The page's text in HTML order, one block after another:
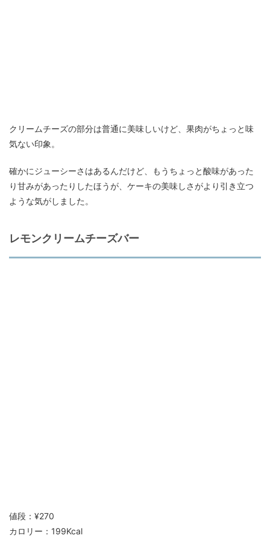
クリームチーズの部分は普通に美味しいけど、果肉がちょっと味
気ない印象。
確かにジューシーさはあるんだけど、もうちょっと酸味があった
り甘みがあったりしたほうが、ケーキの美味しさがより引き立つ
ような気がしました。
レモンクリームチーズバー
値段：¥270
カロリー：199Kcal